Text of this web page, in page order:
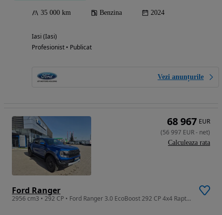
35 000 km Benzina 2024
Iasi (Iasi)
Profesionist • Publicat
Vezi anunțurile
Ford Ranger
2956 cm3 • 292 CP • Ford Ranger 3.0 EcoBoost 292 CP 4x4 Raptor Automat
68 967 EUR
(56 997 EUR- net)
Calculeaza rata